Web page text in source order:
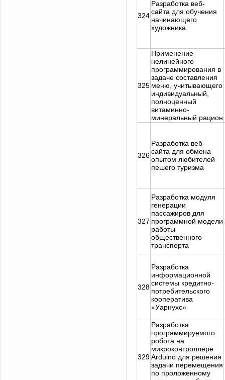
324
Разработка веб-
сайта для обучения
начинающего
художника
325
Применение
нелинейного
программирования в
задаче составления
меню, учитывающего
индивидуальный,
полноценный
витаминно-
минеральный рацион
326
Разработка веб-
сайта для обмена
опытом любителей
пешего туризма
327
Разработка модуля
генерации
пассажиров для
программной модели
работы
общественного
транспорта
328
Разработка
информационной
системы кредитно-
потребительского
кооператива
«Уарнухс»
329
Разработка
программируемого
робота на
микроконтроллере
Arduino для решения
задачи перемещения
по проложенному